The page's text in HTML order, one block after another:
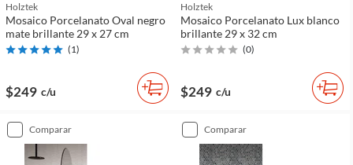
Holztek
Mosaico Porcelanato Oval negro
mate brillante 29 x 27 cm
(1)
$249 c/u
Holztek
Mosaico Porcelanato Lux blanco
brillante 29 x 32 cm
(0)
$249 c/u
comparar comparar